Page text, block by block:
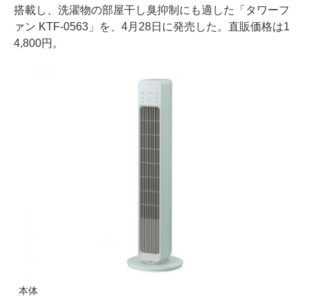
搭載し、洗濯物の部屋干し臭抑制にも適した「タワーフ
ァン KTF-0563」を、4月28日に発売した。直販価格は1
4,800円。
本体